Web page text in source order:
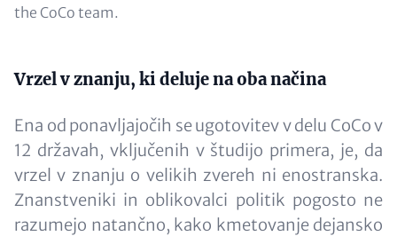
the CoCo team.
Content
Vrzel v znanju, ki deluje na oba načina
Ena od ponavljajočih se ugotovitev v delu CoCo v
12 državah, vključenih v študijo primera, je, da
vrzel v znanju o velikih zvereh ni enostranska.
Znanstveniki in oblikovalci politik pogosto ne
razumejo natančno, kako kmetovanje dejansko